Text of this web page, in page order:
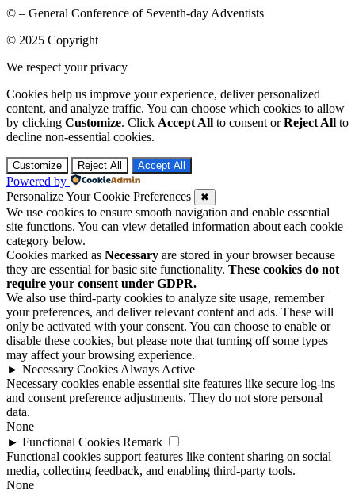
© – General Conference of Seventh-day Adventists
© 2025 Copyright
We respect your privacy
Cookies help us improve your experience, deliver personalized
content, and analyze traffic. You can choose which cookies to allow
by clicking Customize. Click Accept All to consent orReject All to
decline non-essential cookies.
Customize Reject All Accept All
Powered by
Personalize Your Cookie Preferences
✖
We use cookies to ensure smooth navigation and enable essential
site functions. You can view detailed information about each cookie
category below.
Cookies marked as Necessary are stored in your browser because
they are essential for basic site functionality. These cookies do not
require your consent under GDPR.
We also use third-party cookies to analyze site usage, remember
your preferences, and deliver relevant content and ads. These will
only be activated with your consent. You can choose to enable or
disable these cookies, but please note that turning off some types
may affect your browsing experience.
► Necessary Cookies Always Active
Necessary cookies enable essential site features like secure log-ins
and consent preference adjustments. They do not store personal
data.
None
► Functional Cookies Remark
Functional cookies support features like content sharing on social
media, collecting feedback, and enabling third-party tools.
None